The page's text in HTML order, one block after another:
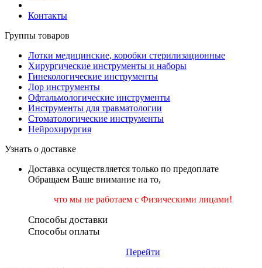
Контакты
Группы товаров
Лотки медицинские, коробки стерилизационные
Хирургические инструменты и наборы
Гинекологические инструменты
Лор инструменты
Офтальмологические инструменты
Инструменты для травматологии
Стоматологические инструменты
Нейрохирургия
Узнать о доставке
Доставка осуществляется только по предоплате
Обращаем Ваше внимание на то,
что мы не работаем с Физическими лицами!
Способы доставки
Способы оплаты
Перейти